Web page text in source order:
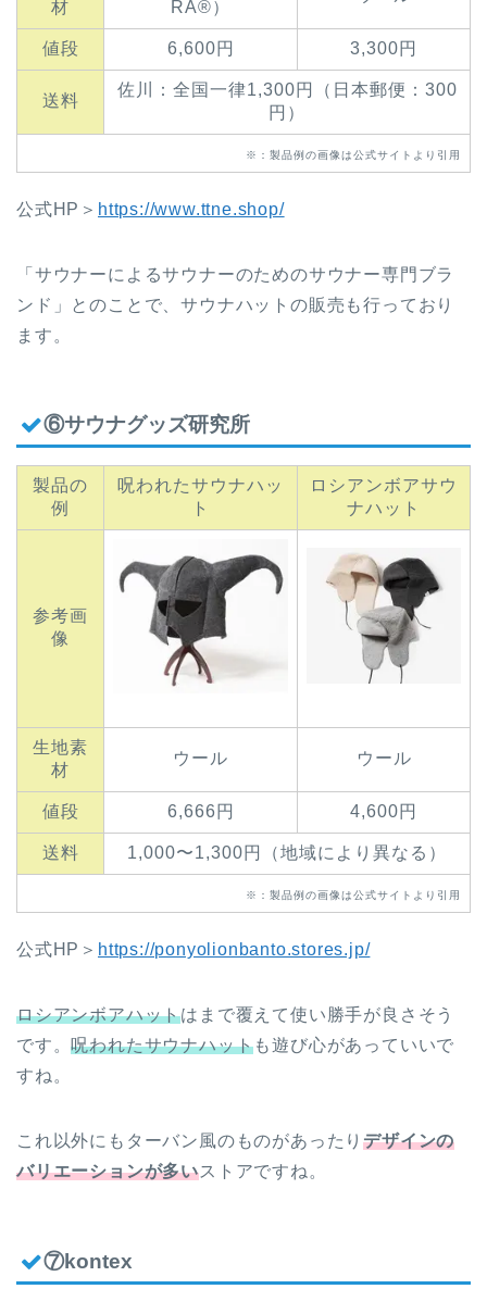
材
RA®）
値段 6,600円 3,300円
送料
佐川：全国一律1,300円（日本郵便：300
円）
※：製品例の画像は公式サイトより引用
公式HP＞ https://www.ttne.shop/
「サウナーによるサウナーのためのサウナー専門ブラ
ンド」とのことで、サウナハットの販売も行っており
ます。
⑥サウナグッズ研究所
製品の
例
呪われたサウナハッ
ト
ロシアンボアサウ
ナハット
参考画
像
生地素
材
ウール ウール
値段 6,666円 4,600円
送料 1,000〜1,300円（地域により異なる）
※：製品例の画像は公式サイトより引用
公式HP＞ https://ponyolionbanto.stores.jp/
ロシアンボアハットはまで覆えて使い勝手が良さそう
です。呪われたサウナハットも遊び心があっていいで
すね。
これ以外にもターバン風のものがあったりデザインの
バリエーションが多いストアですね。
⑦kontex